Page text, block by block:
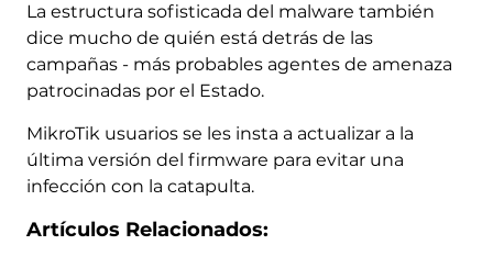
La estructura sofisticada del malware también
dice mucho de quién está detrás de las
campañas - más probables agentes de amenaza
patrocinadas por el Estado.
MikroTik usuarios se les insta a actualizar a la
última versión del firmware para evitar una
infección con la catapulta.
Artículos Relacionados: